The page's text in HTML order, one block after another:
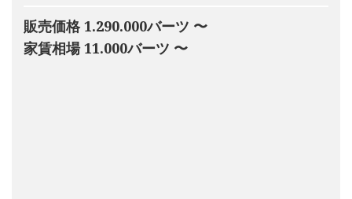
販売価格 1.290.000バーツ 〜
家賃相場 11.000バーツ 〜